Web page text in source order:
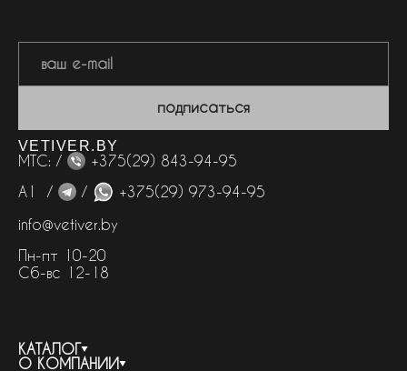
подписаться
VETIVER.BY
МТС: /
+375(29) 843-94-95
А1 /
/
+375(29) 973-94-95
info@vetiver.by
Пн-пт 10-20
Сб-вс 12-18
КАТАЛОГ
О КОМПАНИИ